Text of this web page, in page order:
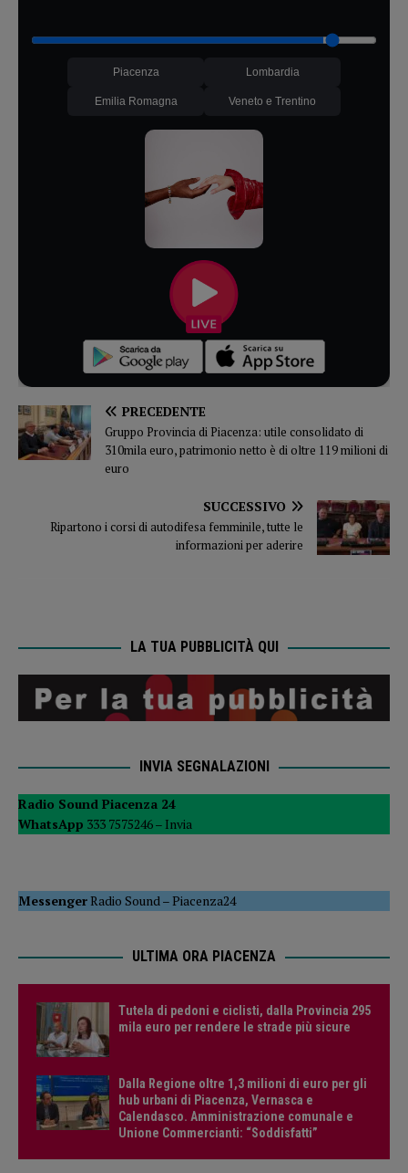
Piacenza Lombardia
Emilia Romagna Veneto e Trentino
PRECEDENTE
Gruppo Provincia di Piacenza: utile consolidato di
310mila euro, patrimonio netto è di oltre 119 milioni di
euro
SUCCESSIVO
Ripartono i corsi di autodifesa femminile, tutte le
informazioni per aderire
LA TUA PUBBLICITÀ QUI
INVIA SEGNALAZIONI
Radio Sound Piacenza 24
WhatsApp 333 7575246 – Invia
MessengerRadio Sound –Piacenza24
ULTIMA ORA PIACENZA
Tutela di pedoni e ciclisti, dalla Provincia 295
mila euro per rendere le strade più sicure
Dalla Regione oltre 1,3 milioni di euro per gli
hub urbani di Piacenza, Vernasca e
Calendasco. Amministrazione comunale e
Unione Commercianti: “Soddisfatti”